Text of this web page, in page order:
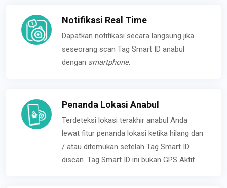
Notifikasi Real Time
Dapatkan notifikasi secara langsung jika
seseorang scan Tag Smart ID anabul
dengan smartphone.
Penanda Lokasi Anabul
Terdeteksi lokasi terakhir anabul Anda
lewat fitur penanda lokasi ketika hilang dan
/ atau ditemukan setelah Tag Smart ID
discan. Tag Smart ID ini bukan GPS Aktif.